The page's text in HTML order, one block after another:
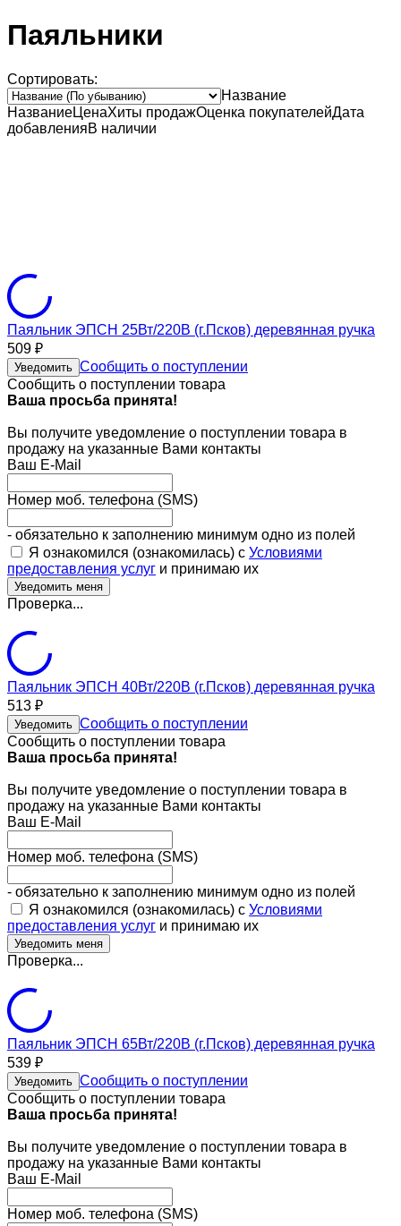
Паяльники
Сортировать:
Название
НазваниеЦенаХиты продажОценка покупателейДата
добавленияВ наличии
Паяльник ЭПСН 25Вт/220В (г.Псков) деревянная ручка
509 ₽
Уведомить Сообщить о поступлении
Сообщить о поступлении товара
Ваша просьба принята!
Вы получите уведомление о поступлении товара в
продажу на указанные Вами контакты
Ваш E-Mail
Номер моб. телефона (SMS)
- обязательно к заполнению минимум одно из полей
Я ознакомился (ознакомилась) с Условиями
предоставления услуг и принимаю их
Проверка...
Паяльник ЭПСН 40Вт/220В (г.Псков) деревянная ручка
513 ₽
Уведомить Сообщить о поступлении
Сообщить о поступлении товара
Ваша просьба принята!
Вы получите уведомление о поступлении товара в
продажу на указанные Вами контакты
Ваш E-Mail
Номер моб. телефона (SMS)
- обязательно к заполнению минимум одно из полей
Я ознакомился (ознакомилась) с Условиями
предоставления услуг и принимаю их
Проверка...
Паяльник ЭПСН 65Вт/220В (г.Псков) деревянная ручка
539 ₽
Уведомить Сообщить о поступлении
Сообщить о поступлении товара
Ваша просьба принята!
Вы получите уведомление о поступлении товара в
продажу на указанные Вами контакты
Ваш E-Mail
Номер моб. телефона (SMS)